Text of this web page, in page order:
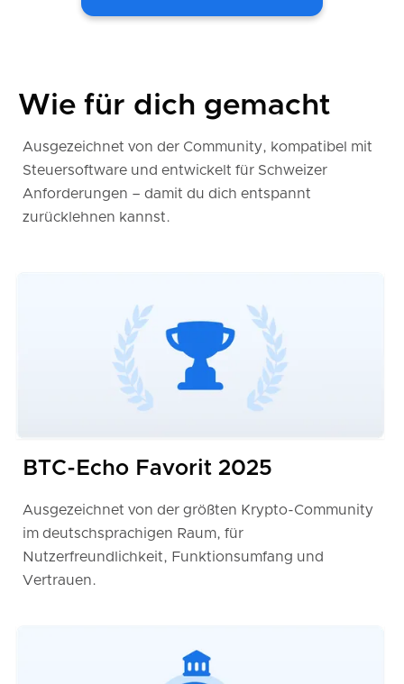
Wie für dich gemacht
Ausgezeichnet von der Community, kompatibel mit
Steuersoftware und entwickelt für Schweizer
Anforderungen – damit du dich entspannt
zurücklehnen kannst.
BTC-Echo Favorit 2025
Ausgezeichnet von der größten Krypto-Community
im deutschsprachigen Raum, für
Nutzerfreundlichkeit, Funktionsumfang und
Vertrauen.